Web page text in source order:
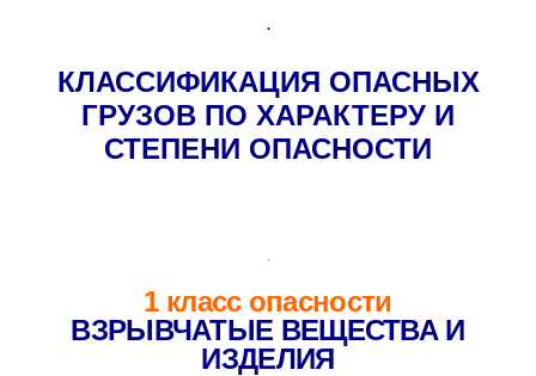
.
КЛАССИФИКАЦИЯ ОПАСНЫХ
ГРУЗОВ ПО ХАРАКТЕРУ И
СТЕПЕНИ ОПАСНОСТИ
.
1 класс опасности
ВЗРЫВЧАТЫЕ ВЕЩЕСТВА И
ИЗДЕЛИЯ